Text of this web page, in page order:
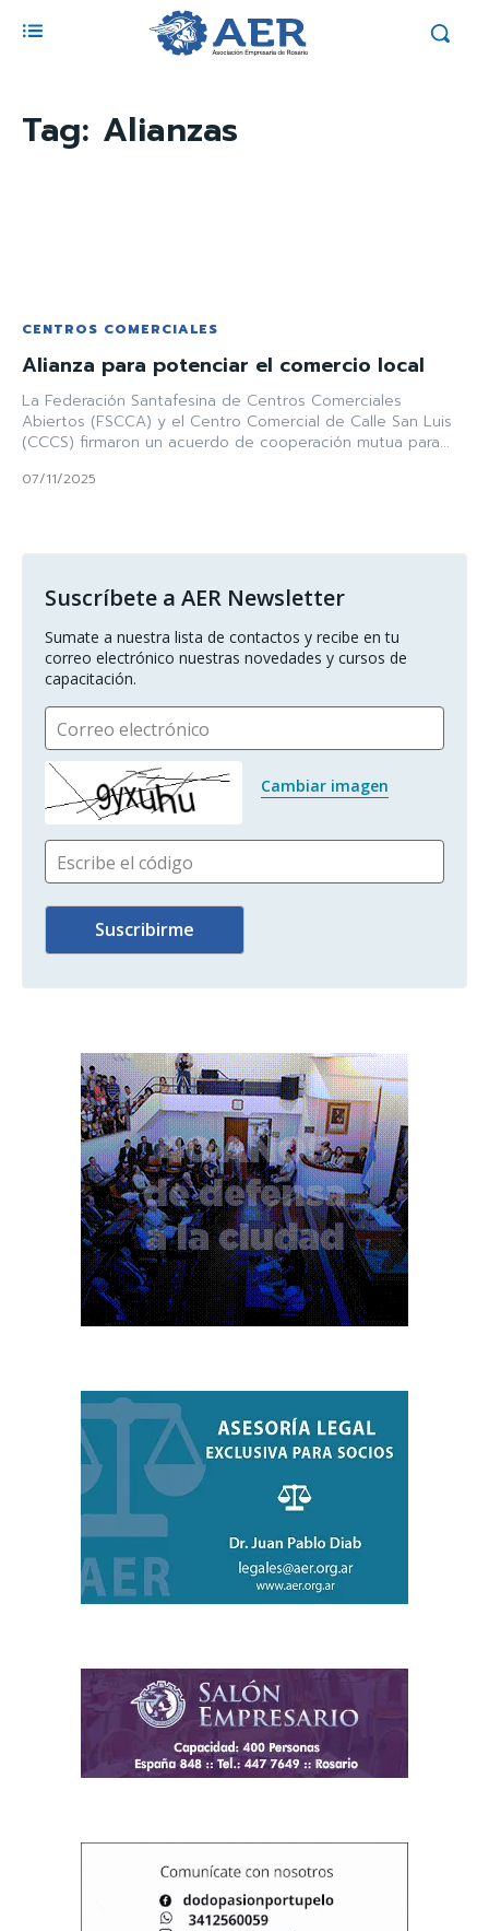
Tag: Alianzas
CENTROS COMERCIALES
Alianza para potenciar el comercio local
La Federación Santafesina de Centros Comerciales
Abiertos (FSCCA) y el Centro Comercial de Calle San Luis
(CCCS) firmaron un acuerdo de cooperación mutua para...
07/11/2025
Suscríbete a AER Newsletter
Sumate a nuestra lista de contactos y recibe en tu
correo electrónico nuestras novedades y cursos de
capacitación.
Correo electrónico
Cambiar imagen
Escribe el código